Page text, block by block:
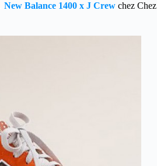
New Balance 1400 x J Crew chez Chez